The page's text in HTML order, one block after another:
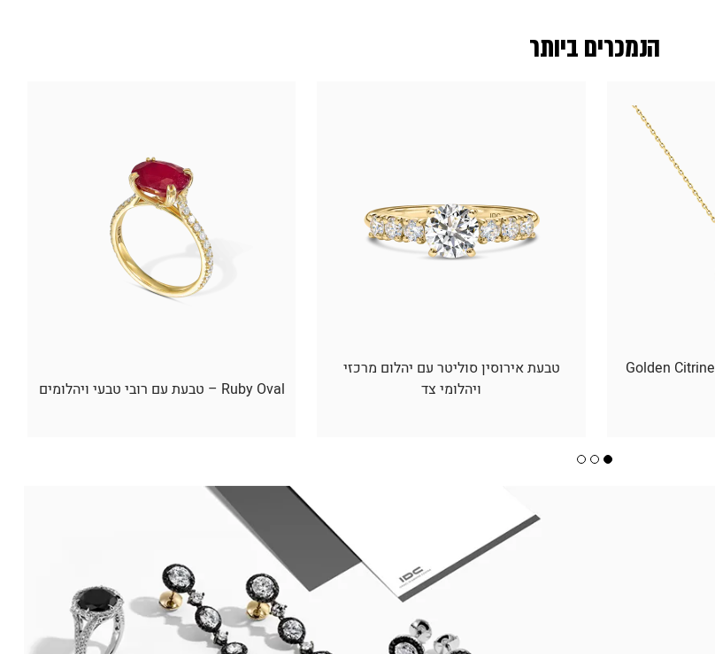
הנמכרים ביותר
תליון סיטרין ויהלומים – Golden Citrine
טבעת אירוסין סוליטר עם יהלום מרכזי
ויהלומי צד
Ruby Oval – טבעת עם רובי טבעי ויהלומים